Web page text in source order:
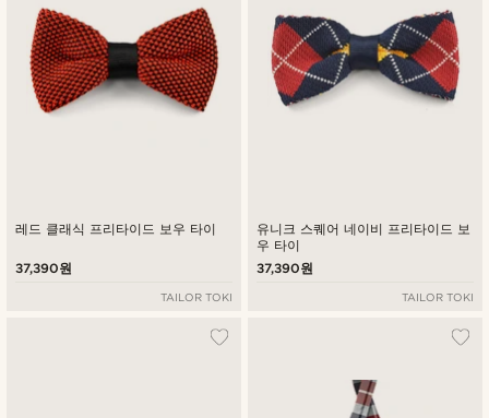
레드 클래식 프리타이드 보우 타이
37,390원
TAILOR TOKI
유니크 스퀘어 네이비 프리타이드 보
우 타이
37,390원
TAILOR TOKI